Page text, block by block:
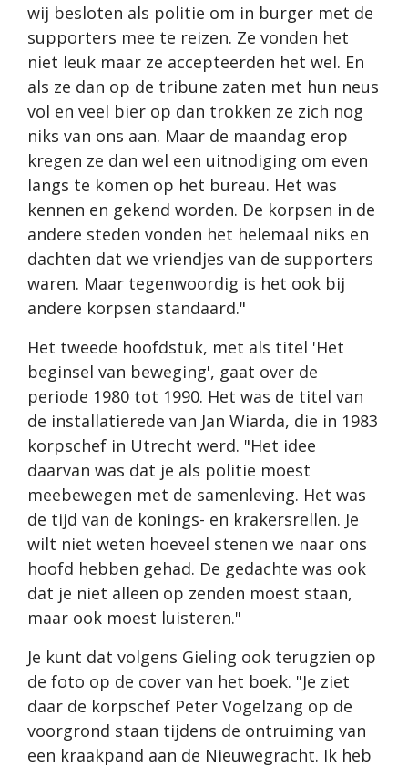
wij besloten als politie om in burger met de
supporters mee te reizen. Ze vonden het
niet leuk maar ze accepteerden het wel. En
als ze dan op de tribune zaten met hun neus
vol en veel bier op dan trokken ze zich nog
niks van ons aan. Maar de maandag erop
kregen ze dan wel een uitnodiging om even
langs te komen op het bureau. Het was
kennen en gekend worden. De korpsen in de
andere steden vonden het helemaal niks en
dachten dat we vriendjes van de supporters
waren. Maar tegenwoordig is het ook bij
andere korpsen standaard."
Het tweede hoofdstuk, met als titel 'Het
beginsel van beweging', gaat over de
periode 1980 tot 1990. Het was de titel van
de installatierede van Jan Wiarda, die in 1983
korpschef in Utrecht werd. "Het idee
daarvan was dat je als politie moest
meebewegen met de samenleving. Het was
de tijd van de konings- en krakersrellen. Je
wilt niet weten hoeveel stenen we naar ons
hoofd hebben gehad. De gedachte was ook
dat je niet alleen op zenden moest staan,
maar ook moest luisteren."
Je kunt dat volgens Gieling ook terugzien op
de foto op de cover van het boek. "Je ziet
daar de korpschef Peter Vogelzang op de
voorgrond staan tijdens de ontruiming van
een kraakpand aan de Nieuwegracht. Ik heb